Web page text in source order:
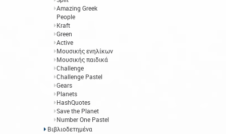
Amazing Greek
People
Kraft
Green
Active
Μουσικής ενηλίκων
Μουσικής παιδικά
Challenge
Challenge Pastel
Gears
Planets
HashQuotes
Save the Planet
Number One Pastel
Βιβλιοδετημένα